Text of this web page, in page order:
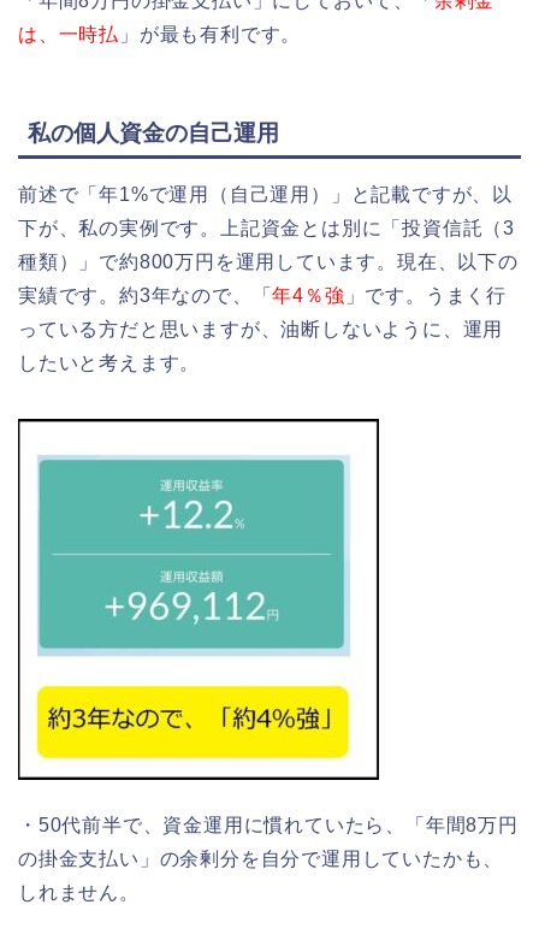
は、一時払 」が最も有利です。
私の個人資金の自己運用
前述で「年1%で運用（自己運用）」と記載ですが、以
下が、私の実例です。上記資金とは別に「投資信託（3
種類）」で約800万円を運用しています。現在、以下の
実績です。約3年なので、「年4％強 」です。うまく行
っている方だと思いますが、油断しないように、運用
したいと考えます。
・50代前半で、資金運用に慣れていたら、「年間8万円
の掛金支払い」の余剰分を自分で運用していたかも、
しれません。